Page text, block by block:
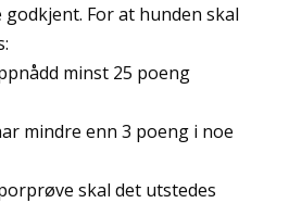
For at hunden skal
minst 25 poeng
mindre enn 3 poeng i noe
skal det utstedes